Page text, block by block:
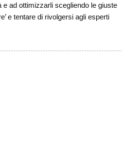
ad ottimizzarli scegliendo le giuste
e tentare di rivolgersi agli esperti